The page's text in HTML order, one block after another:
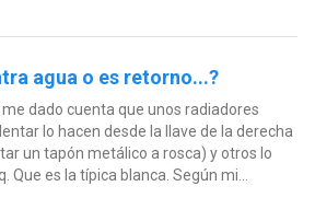
agua o es retorno...?
dado cuenta que unos radiadores
lo hacen desde la llave de la derecha
un tapón metálico a rosca) y otros lo
Que es la típica blanca. Según mi...